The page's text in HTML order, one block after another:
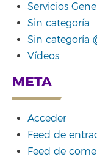
Servicios
Sin categoría
Sin categoría
Vídeos
META
Acceder
Feed de
Feed de